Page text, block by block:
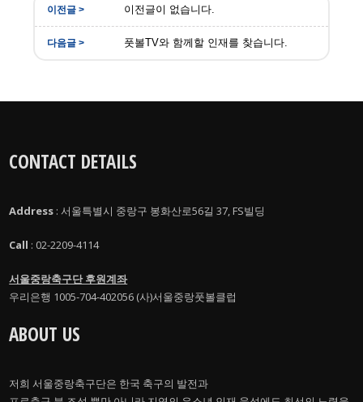
이전글이 없습니다.
풋볼TV와 함께할 인재를 찾습니다.
CONTACT DETAILS
Address : 서울특별시 중랑구 봉화산로56길 37, FS빌딩
Call : 02-2209-4114
서울중랑축구단 후원계좌
우리은행 1005-704-402056 (사)서울중랑풋볼클럽
ABOUT US
저희 서울중랑축구단은 한국 축구의 발전과